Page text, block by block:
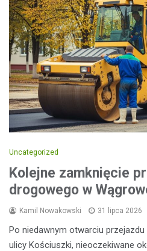
Uncategorized
Kolejne zamknięcie
drogowego w
Kamil Nowakowski 31 lipca 2026
Po niedawnym otwarciu
ulicy Kościuszki, nieoczekiwane